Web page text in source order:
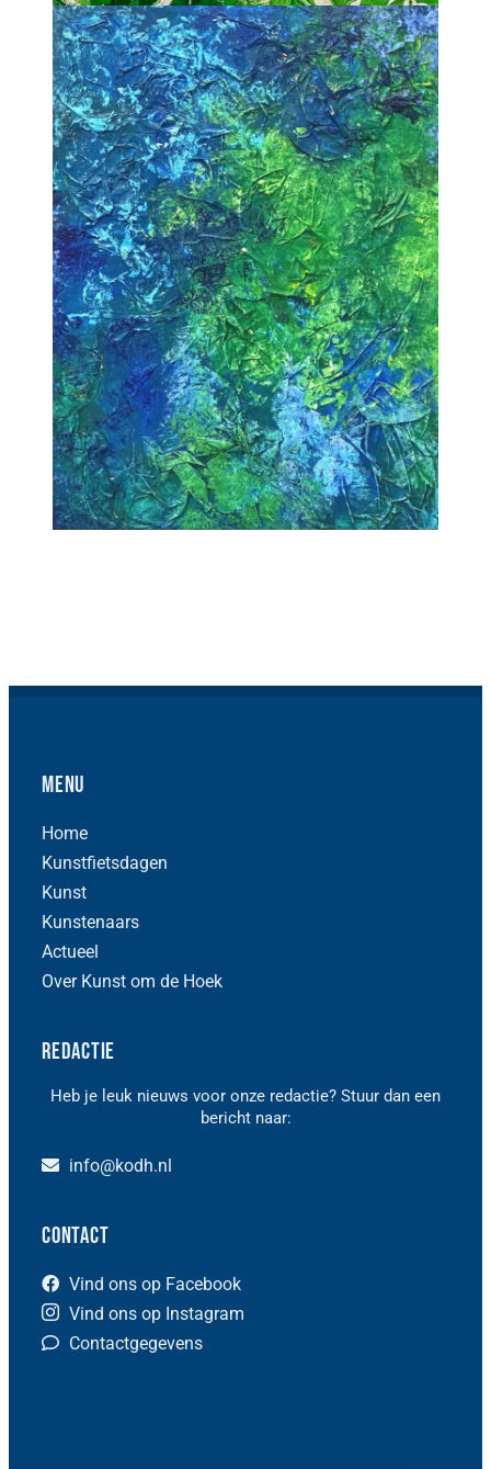
Menu
Home
Kunstfietsdagen
Kunst
Kunstenaars
Actueel
Over Kunst om de Hoek
Redactie
Heb je leuk nieuws voor onze redactie? Stuur dan een
bericht naar:
info@kodh.nl
Contact
Vind ons op Facebook
Vind ons op Instagram
Contactgegevens